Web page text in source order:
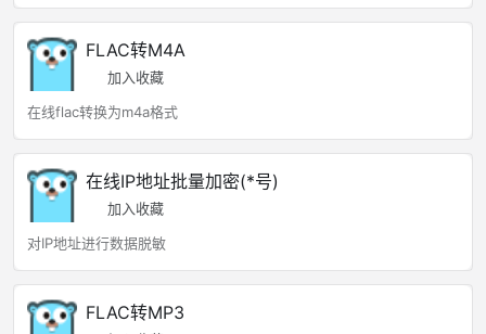
FLAC转M4A
加入收藏
在线flac转换为m4a格式
在线IP地址批量加密(*号)
加入收藏
对IP地址进行数据脱敏
FLAC转MP3